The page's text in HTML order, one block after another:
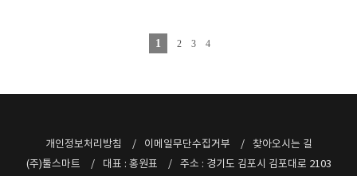
1 2 3 4
개인정보처리방침 이메일무단수집거부
찾아오시는 길
(주)툴스마트
대표 : 홍원표 주소 : 경기도 김포시 김포대로 2103